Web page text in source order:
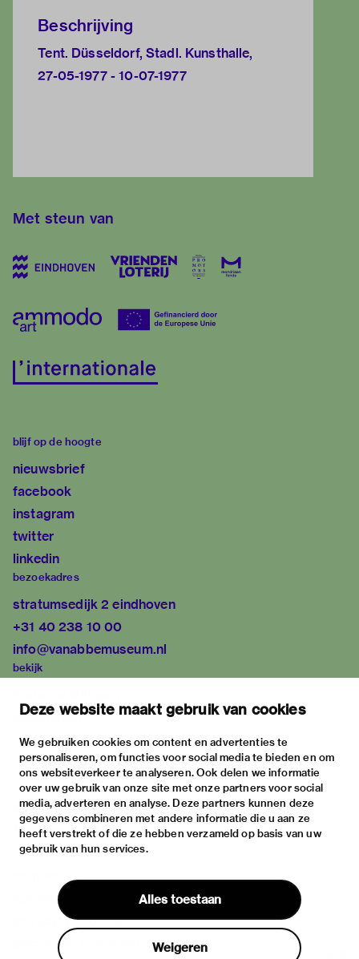
Deze website maakt gebruik van cookies
We gebruiken cookies om content en advertenties te
personaliseren, om functies voor social media te bieden en om
ons websiteverkeer te analyseren. Ook delen we informatie
over uw gebruik van onze site met onze partners voor social
media, adverteren en analyse. Deze partners kunnen deze
gegevens combineren met andere informatie die u aan ze
heeft verstrekt of die ze hebben verzameld op basis van uw
gebruik van hun services.
Alles toestaan
Weigeren
Beschrijving
Tent. Düsseldorf, Stadl. Kunsthalle,
27-05-1977 - 10-07-1977
Met steun van
blijf op de hoogte
nieuwsbrief
facebook
instagram
twitter
linkedin
bezoekadres
stratumsedijk 2 eindhoven
+31 40 238 10 00
info@vanabbemuseum.nl
bekijk
activiteiten
praktische informatie
over
het museum
de collectie
fondsen & partners
huisregels
privacy & cookies
disclaimer & colofon